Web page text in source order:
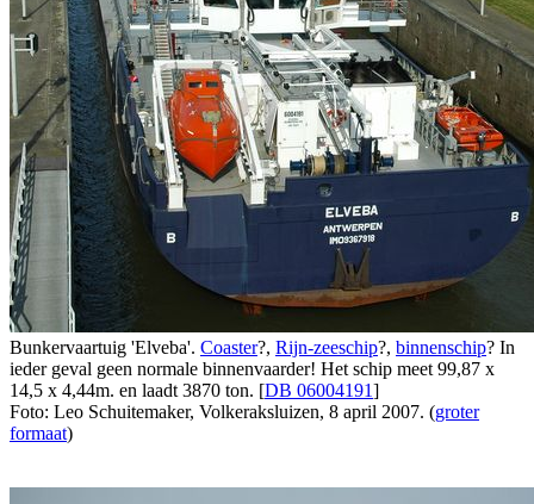
Bunkervaartuig 'Elveba'. Coaster?, Rijn-zeeschip?, binnenschip? In
ieder geval geen normale binnenvaarder! Het schip meet 99,87 x
14,5 x 4,44m. en laadt 3870 ton. [DB 06004191]
Foto: Leo Schuitemaker, Volkeraksluizen, 8 april 2007. (groter
formaat)